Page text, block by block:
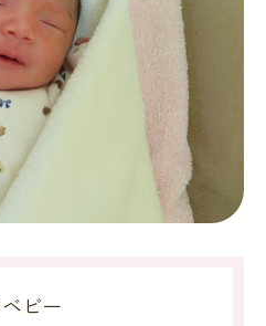
ビー